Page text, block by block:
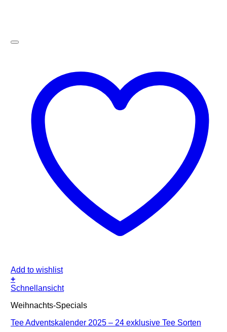
Add to wishlist
+
Schnellansicht
Weihnachts-Specials
Tee Adventskalender 2025 – 24 exklusive Tee Sorten